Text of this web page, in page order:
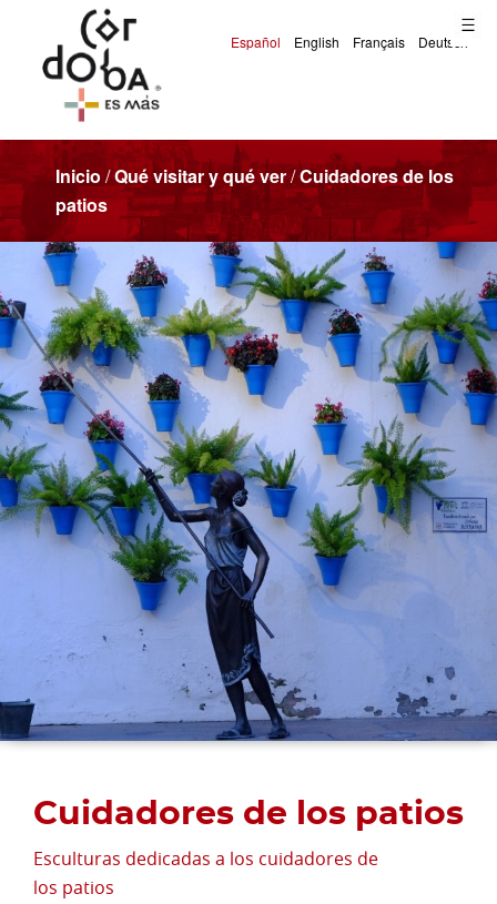
Inicio /Qué visitar y qué ver/Cuidadores de los
patios
Cuidadores de los patios
Esculturas dedicadas a los cuidadores de
los patios